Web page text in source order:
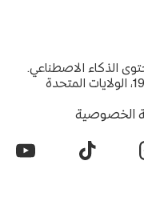
الذكاء الاصطناعي.
8 GREEN، STE A، دوفر، كينت، دي، 19901، الولايات المتحدة